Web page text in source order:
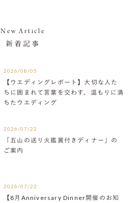
New Article
新着記事
2026/08/05
【ウエディングレポート】大切な人た
ちに囲まれて言葉を交わす、温もりに満
ちたウエディング
2026/07/22
「五山の送り火鑑賞付きディナー」の
ご案内
2026/07/22
【8月Anniversary Dinner開催のお知